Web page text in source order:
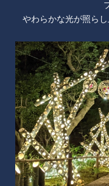
やわらかな光が照ら